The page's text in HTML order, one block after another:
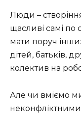
Люди –
щасливі самі по
мати поруч
дітей, батьків,
колектив на
Але чи вміємо
неконфліктними